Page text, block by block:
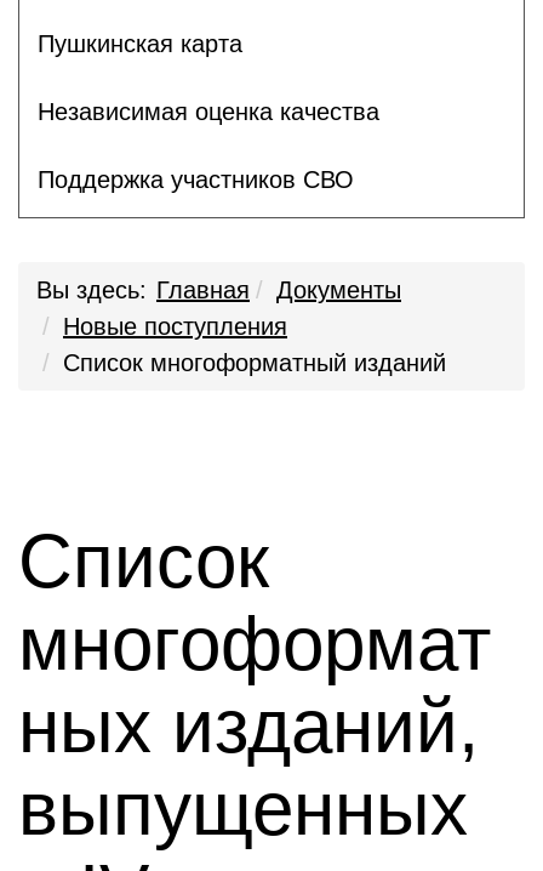
Пушкинская карта
Независимая оценка качества
Поддержка участников СВО
Вы здесь: Главная
Документы
Новые поступления
Список многоформатный изданий
Список
многоформат
ных изданий,
выпущенных